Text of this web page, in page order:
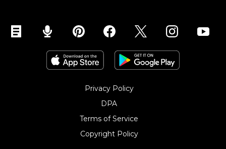
Privacy Policy
DPA
Terms of Service
Copyright Policy‎